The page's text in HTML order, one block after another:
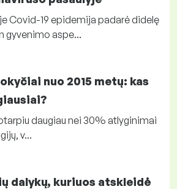
Covid-19 epidemija padarė didelę
gyvenimo aspe...
nuo 2015 metų: kas
daugiau nei 30% atlyginimai
v...
dalykų, kuriuos atskleidė